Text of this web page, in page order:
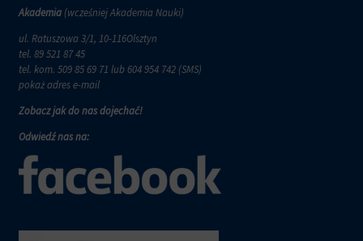
Akademia (wcześniej Akademia Nauki)
ul. Ratuszowa 3/1, 10-116Olsztyn
tel.89 521 87 45
tel. kom.509 85 69 71 lub 604 954 742 (SMS)
pokaż adres e-mail
Zobacz jak do nas dojechać!
Odwiedź nas na: